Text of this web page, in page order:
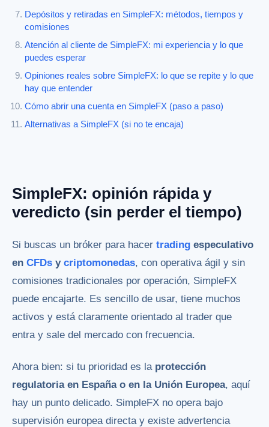
Depósitos y retiradas en SimpleFX: métodos, tiempos y
comisiones
Atención al cliente de SimpleFX: mi experiencia y lo que
puedes esperar
Opiniones reales sobre SimpleFX: lo que se repite y lo que
hay que entender
Cómo abrir una cuenta en SimpleFX (paso a paso)
Alternativas a SimpleFX (si no te encaja)
SimpleFX: opinión rápida y
veredicto (sin perder el tiempo)
Si buscas un bróker para hacer trading especulativo
en CFDs y criptomonedas, con operativa ágil y sin
comisiones tradicionales por operación, SimpleFX
puede encajarte. Es sencillo de usar, tiene muchos
activos y está claramente orientado al trader que
entra y sale del mercado con frecuencia.
Ahora bien: si tu prioridad es la protección
regulatoria en España o en la Unión Europea, aquí
hay un punto delicado. SimpleFX no opera bajo
supervisión europea directa y existe advertencia